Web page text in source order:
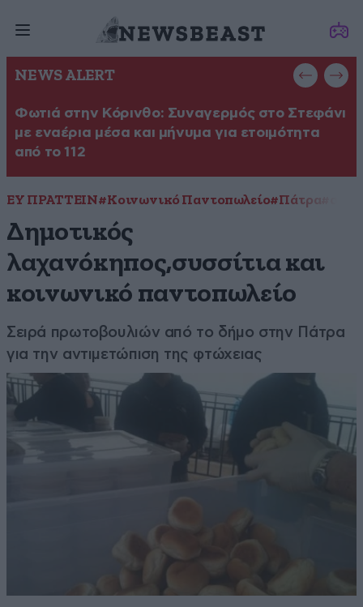
NEWS ALERT
Φωτιά στην Κόρινθο: Συναγερμός στο Στεφάνι
με εναέρια μέσα και μήνυμα για ετοιμότητα
από το 112
ΕΥ ΠΡΑΤΤΕΙΝ#Κοινωνικό Παντοπωλείο#Πάτρα
Δημοτικός
λαχανόκηπος,συσσίτια και
κοινωνικό παντοπωλείο
Σειρά πρωτοβουλιών από το δήμο στην Πάτρα
για την αντιμετώπιση της φτώχειας